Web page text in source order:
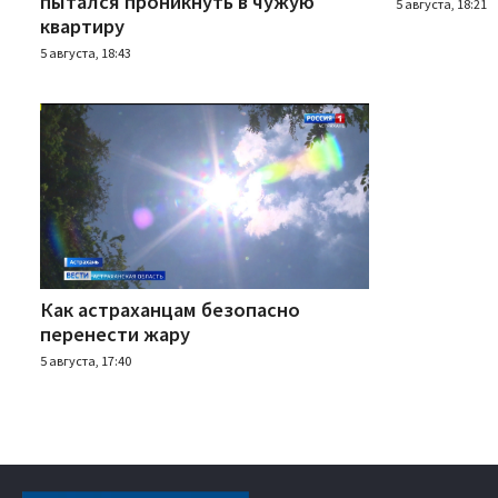
квартиру
5 августа, 18:43
5 августа, 18:21
Как астраханцам безопасно
перенести жару
5 августа, 17:40